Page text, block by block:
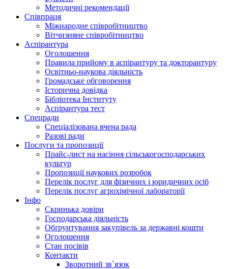
Методичні рекомендації
Співпраця
Міжнародне співробітництво
Вітчизняне співробітництво
Аспірантура
Оголошення
Правила прийому в аспірантуру та докторантуру
Освітньо-наукова діяльність
Громадське обговорення
Історична довідка
Бібліотека Інституту
Аспірантура тест
Спецради
Спеціалізована вчена рада
Разові ради
Послуги та пропозиції
Прайс-лист на насіння сільськогосподарських
культур
Пропозиції наукових розробок
Перелік послуг для фізичних і юридичних осіб
Перелік послуг агрохімічної лабораторії
Інфо
Скринька довіри
Господарська діяльність
Обґрунтування закупівель за державні кошти
Оголошення
Стан посівів
Контакти
Зворотний зв`язок